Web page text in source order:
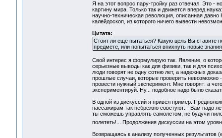
Я на этот вопрос пару-тройку раз отвечал. Это -
картину мира. Только так и движется вперед
научно-техническая революция, описанная
калейдоскоп, из которого ничего вывести
Цитата:
Стоит ли ещё пытаться? Какую цель Вы ставите
предмете, или попытаться впихнуть новые
Cвой интерес я формулирую так. Явление, о
серьезные выводы как для физики, так и для
люди говорят не одну сотню лет, а надежных
прошлые случаи, которые проверить невозможно -
провести нужный эксперимент. Мне говорят: а
экспериментируй. Ну... подобное надо было
В одной из дискуссий я привел пример.
пассажирам так небрежно советуют: - Вам надо
ты сможешь управлять самолетом, не будучи
полететь!... Продолжения дискуссии на этом
Возвращаясь к анализу полученных результатов